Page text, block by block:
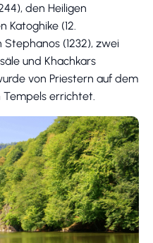
den Heiligen
Katoghike (12.
(1232), zwei
und Khachkars
von Priestern auf dem
errichtet.